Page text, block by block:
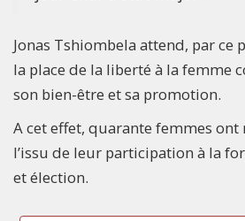
Jonas Tshiombela attend, par
la place de la liberté à la femme
son bien-être et sa promotion.
A cet effet, quarante femmes ont
l’issu de leur participation à la
et élection.